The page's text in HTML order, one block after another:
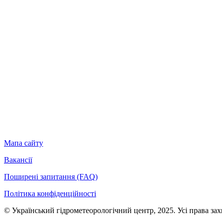
Мапа сайту
Вакансії
Поширені запитання (FAQ)
Політика конфіденційності
© Український гідрометеорологічний центр, 2025. Усі права